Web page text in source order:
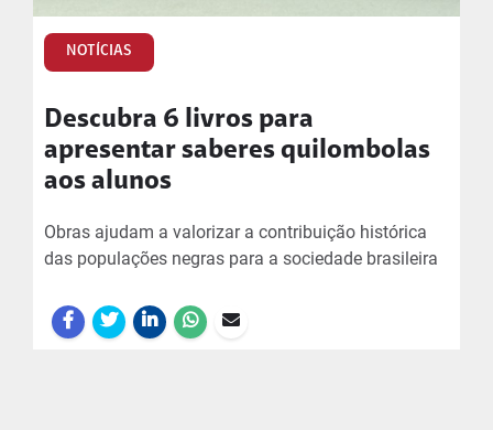
NOTÍCIAS
Descubra 6 livros para
apresentar saberes quilombolas
aos alunos
Obras ajudam a valorizar a contribuição histórica
das populações negras para a sociedade brasileira